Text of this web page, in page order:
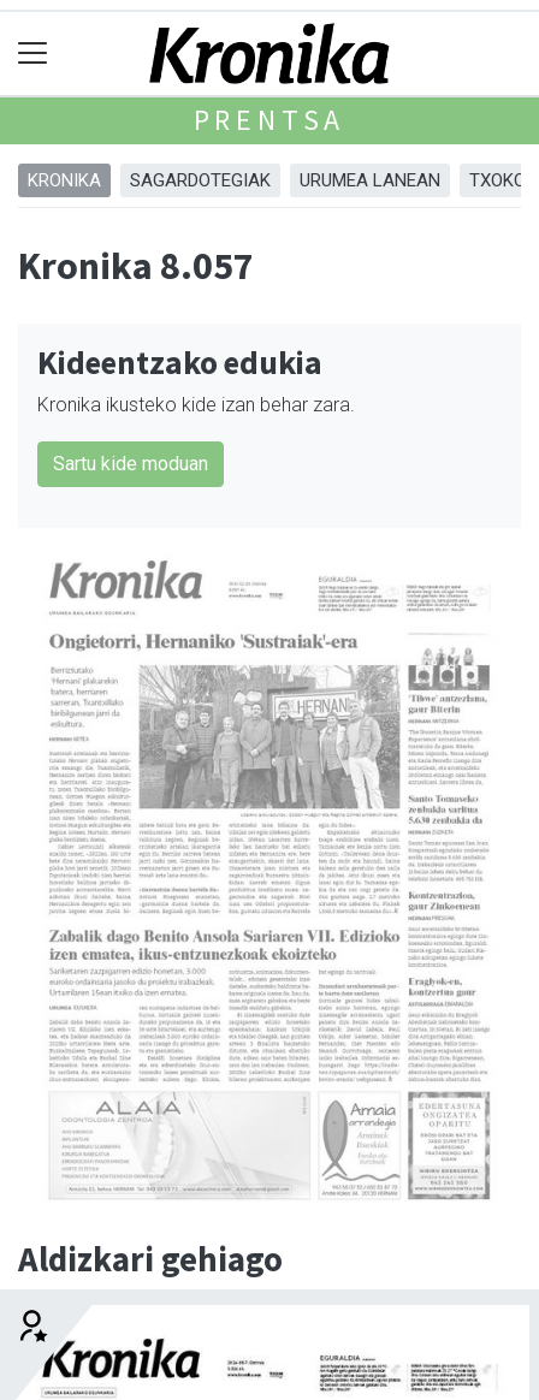
PRENTSA
KRONIKA SAGARDOTEGIAK URUMEA LANEAN
Kronika 8.057
Kideentzako edukia
Kronika ikusteko kide izan behar zara.
Sartu kide moduan
Aldizkari gehiago